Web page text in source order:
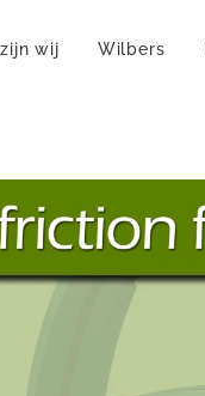
wij Wilbers